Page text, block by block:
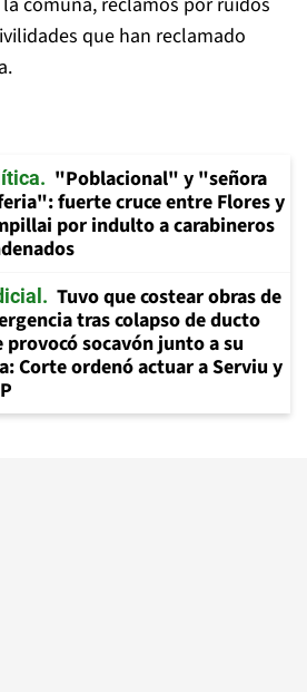
que han reclamado
"Poblacional" y "señora
fuerte cruce entre Flores y
por indulto a carabineros
Tuvo que costear obras de
tras colapso de ducto
provocó socavón junto a su
Corte ordenó actuar a Serviu y